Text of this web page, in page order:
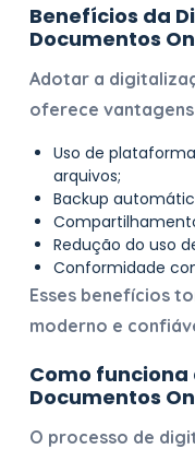
Benefícios da
Documentos
Adotar a
oferece
Uso de
arquivos;
Backup
Redução do uso
Conformidade
Esses benefícios
moderno e
Como funciona
Documentos
O processo de